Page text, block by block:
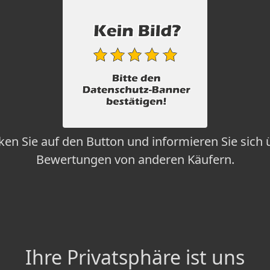
Sie auf den Button und informieren Sie sich
Bewertungen von anderen Käufern.
Ihre Privatsphäre ist uns